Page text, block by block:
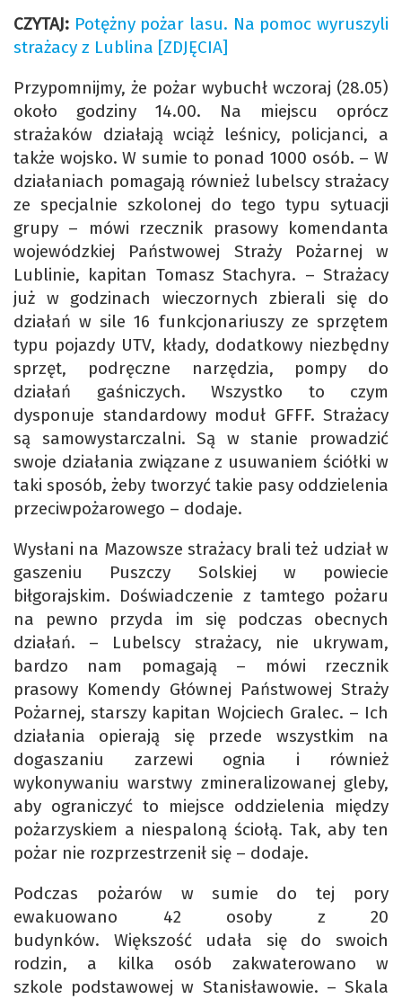
CZYTAJ: Potężny pożar lasu. Na pomoc wyruszyli
strażacy z Lublina [ZDJĘCIA]
Przypomnijmy, że pożar wybuchł wczoraj (28.05)
około godziny 14.00. Na miejscu oprócz
strażaków działają wciąż leśnicy, policjanci, a
także wojsko. W sumie to ponad 1000 osób. – W
działaniach pomagają również lubelscy strażacy
ze specjalnie szkolonej do tego typu sytuacji
grupy – mówi rzecznik prasowy komendanta
wojewódzkiej Państwowej Straży Pożarnej w
Lublinie, kapitan Tomasz Stachyra. – Strażacy
już w godzinach wieczornych zbierali się do
działań w sile 16 funkcjonariuszy ze sprzętem
typu pojazdy UTV, kłady, dodatkowy niezbędny
sprzęt, podręczne narzędzia, pompy do
działań gaśniczych. Wszystko to czym
dysponuje standardowy moduł GFFF. Strażacy
są samowystarczalni. Są w stanie prowadzić
swoje działania związane z usuwaniem ściółki w
taki sposób, żeby tworzyć takie pasy oddzielenia
przeciwpożarowego – dodaje.
Wysłani na Mazowsze strażacy brali też udział w
gaszeniu Puszczy Solskiej w powiecie
biłgorajskim. Doświadczenie z tamtego pożaru
na pewno przyda im się podczas obecnych
działań. – Lubelscy strażacy, nie ukrywam,
bardzo nam pomagają – mówi rzecznik
prasowy Komendy Głównej Państwowej Straży
Pożarnej, starszy kapitan Wojciech Gralec. – Ich
działania opierają się przede wszystkim na
dogaszaniu zarzewi ognia i również
wykonywaniu warstwy zmineralizowanej gleby,
aby ograniczyć to miejsce oddzielenia między
pożarzyskiem a niespaloną ściołą. Tak, aby ten
pożar nie rozprzestrzenił się – dodaje.
Podczas pożarów w sumie do tej pory
ewakuowano 42 osoby z 20
budynków. Większość udała się do swoich
rodzin, a kilka osób zakwaterowano w
szkole podstawowej w Stanisławowie. – Skala